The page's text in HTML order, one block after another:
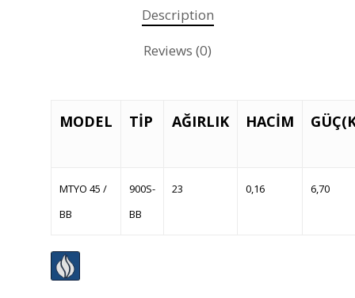
Description
Reviews (0)
MODEL TİP AĞIRLIK HACİM
MTYO 45 /
BB
900S-
BB
23 0,16 6,70
Kurumsal